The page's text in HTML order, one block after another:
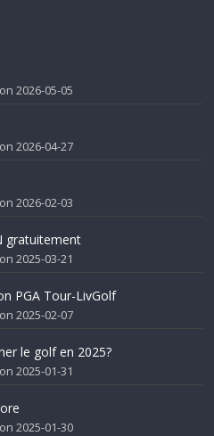
2026-05-05
2026-04-27
2026-02-03
gratuitement
2025-03-21
PGA Tour-LivGolf
2025-02-07
le golf en 2025?
2025-01-31
2025-01-30